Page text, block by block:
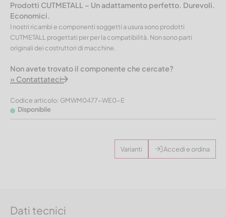
Prodotti CUTMETALL – Un adattamento perfetto. Durevoli.
Economici.
I nostri ricambi e componenti soggetti a usura sono prodotti
CUTMETALL progettati per per la compatibilità. Non sono parti
originali dei costruttori di macchine.
Non avete trovato il componente che cercate?
» Contattateci.
Codice articolo: GMWM0477-WE0-E
Disponibile
Varianti Accedi e ordina
Dati tecnici